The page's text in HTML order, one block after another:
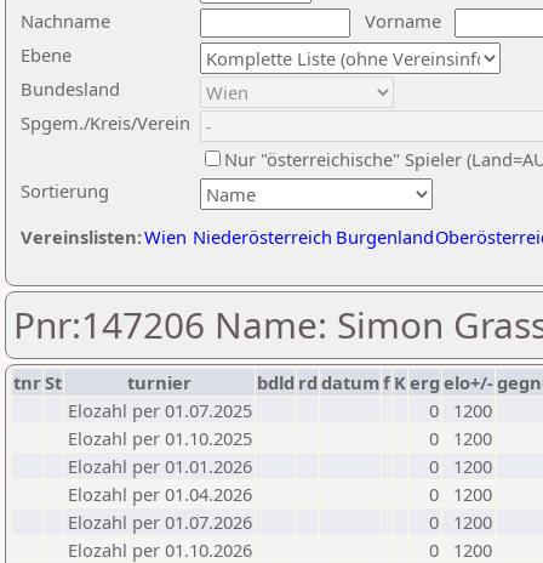
Nachname
Vorname
Ebene
Sortierung
Bundesland
Spgem./Kreis/Verein
Nur "österreichische" Spieler
Vereinslisten:Wien Niederösterreich Burgenland
Pnr:147206 Name: Simon
tnrSt turnier bdld rd datumf Kerg elo+/-
Elozahl per 01.07.2025
0
1200
Elozahl per 01.10.2025
0
1200
Elozahl per 01.01.2026
0
1200
Elozahl per 01.04.2026
0
1200
Elozahl per 01.07.2026
0
1200
Elozahl per 01.10.2026
0 1200